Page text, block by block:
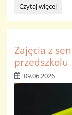
PROJEKT
Czytaj więcej
Zajęcia z
przedszkolu
09.06.2026